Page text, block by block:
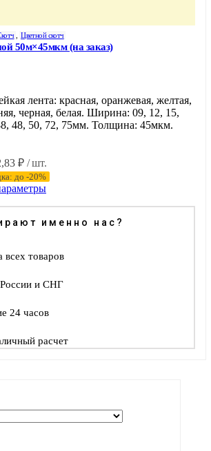
, Цветной скотч
50м×45мкм (на заказ)
лента: красная, оранжевая, желтая,
черная, белая. Ширина: 09, 12, 15,
48, 50, 72, 75мм. Толщина: 45мкм.
₽Диапазон
цен:
14,64 ₽
/ шт.
до -20%
Этот
несколько
можно
на
товара.
именно нас?
всех товаров
России и СНГ
24 часов
расчет